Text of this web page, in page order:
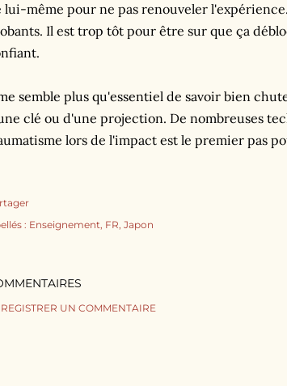
lui-même pour ne pas renouveler
Il est trop tôt pour être sur que ça
semble plus qu'essentiel de savoir bien
clé ou d'une projection. De nombreuses
lors de l'impact est le premier pas
: Enseignement FR Japon
UN COMMENTAIRE